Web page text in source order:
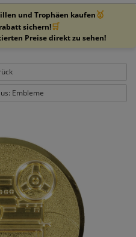
und Trophäen kaufen🥇
sichern!🛒
Preise direkt zu sehen!
Embleme